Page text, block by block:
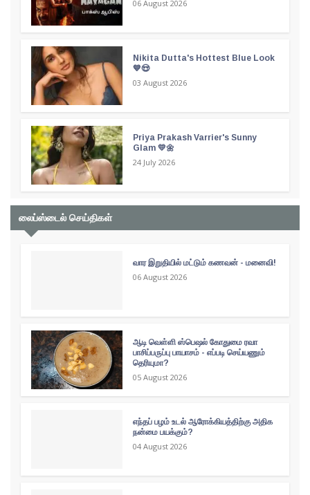
06 August 2026
Nikita Dutta's Hottest Blue Look
💙😍
03 August 2026
Priya Prakash Varrier's Sunny
Glam 💛🌼
24 July 2026
லைப்ஸ்டைல் செய்திகள்
வார இறுதியில் மட்டும் கணவன் - மனைவி!
06 August 2026
ஆடி வெள்ளி ஸ்பெஷல் கோதுமை ரவா
பாசிப்பருப்பு பாயாசம் - எப்படி செய்யணும்
தெரியுமா?
05 August 2026
எந்தப் பழம் உடல் ஆரோக்கியத்திற்கு அதிக
நன்மை பயக்கும்?
04 August 2026